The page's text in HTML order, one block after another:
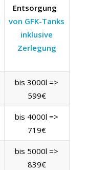
Entsorgung
von GFK-Tanks
inklusive
Zerlegung
bis 3000l =>
599€
bis 4000l =>
719€
bis 5000l =>
839€